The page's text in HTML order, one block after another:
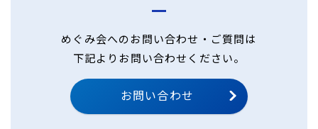
めぐみ会へのお問い合わせ・ご質問は
下記よりお問い合わせください。
お問い合わせ